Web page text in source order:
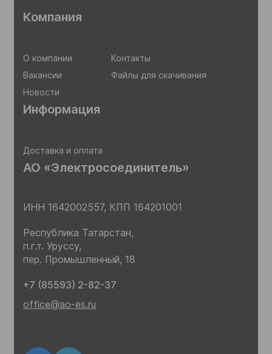
АО «Электросоединитель»
ИНН 1642002557, КПП 164201001
Республика Татарстан,
п.г.т. Уруссу,
пер. Промышленный, 18
+7 (85593) 2-82-37
office@ao-es.ru
Компания
О компании
Вакансии
Новости
Контакты
Файлы для скачивания
Информация
Доставка и оплата